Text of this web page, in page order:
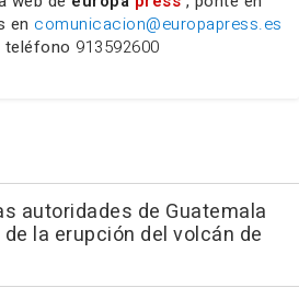
en comunicacion@europapress.es
teléfono 913592600
autoridades de Guatemala
la erupción del volcán de